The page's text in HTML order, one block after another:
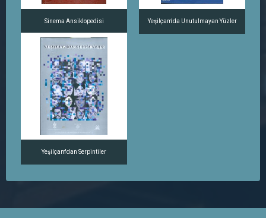
Sinema Ansiklopedisi Yeşilçam'da Unutulmayan Yüzler
Yeşilçam'dan Serpintiler